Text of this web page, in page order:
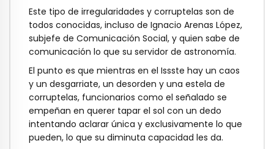
Este tipo de irregularidades y corruptelas son de
todos conocidas, incluso de Ignacio Arenas López,
subjefe de Comunicación Social, y quien sabe de
comunicación lo que su servidor de astronomía.
El punto es que mientras en el Issste hay un caos
y un desgarriate, un desorden y una estela de
corruptelas, funcionarios como el señalado se
empeñan en querer tapar el sol con un dedo
intentando aclarar única y exclusivamente lo que
pueden, lo que su diminuta capacidad les da.